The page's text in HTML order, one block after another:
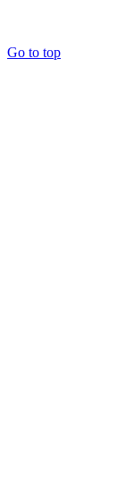
Go to top